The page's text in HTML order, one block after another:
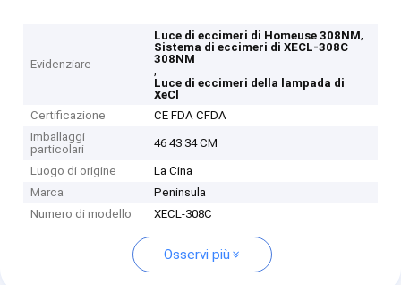
Evidenziare
Luce di eccimeri di Homeuse 308NM,
Sistema di eccimeri di XECL-308C
308NM
,
Luce di eccimeri della lampada di
XeCl
Certificazione
CE FDA CFDA
Imballaggi
particolari
46 43 34 CM
Luogo di origine
La Cina
Marca
Peninsula
Numero di modello
XECL-308C
Osservi più